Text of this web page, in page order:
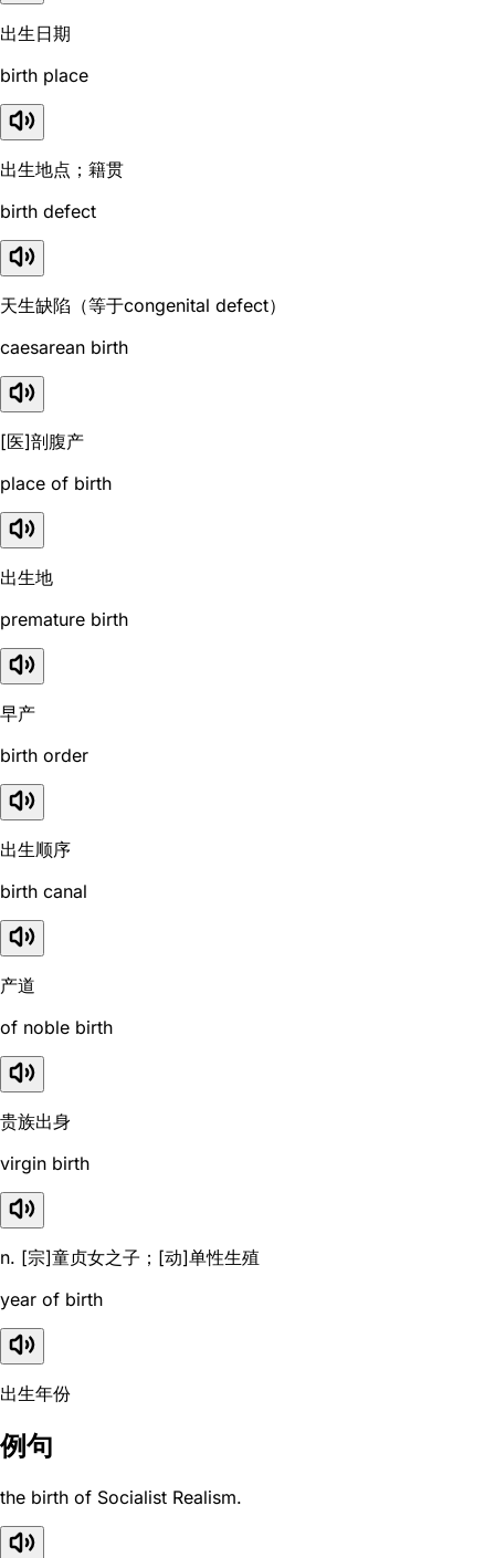
出生日期
birth place
出生地点；籍贯
birth defect
天生缺陷（等于congenital defect）
caesarean birth
[医]剖腹产
place of birth
出生地
premature birth
早产
birth order
出生顺序
birth canal
产道
of noble birth
贵族出身
virgin birth
n. [宗]童贞女之子；[动]单性生殖
year of birth
出生年份
例句
the birth of Socialist Realism.